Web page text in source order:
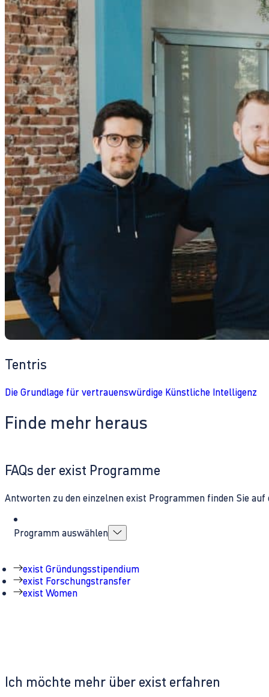
Tentris
Die Grundlage für vertrauenswürdige Künstliche Intelligenz
Finde mehr heraus
Ich möchte mehr über exist erfahren
FAQs der exist Programme
Antworten zu den einzelnen exist Programmen finden Sie
Programm auswählen
exist Gründungsstipendium
exist Forschungstransfer
exist Women